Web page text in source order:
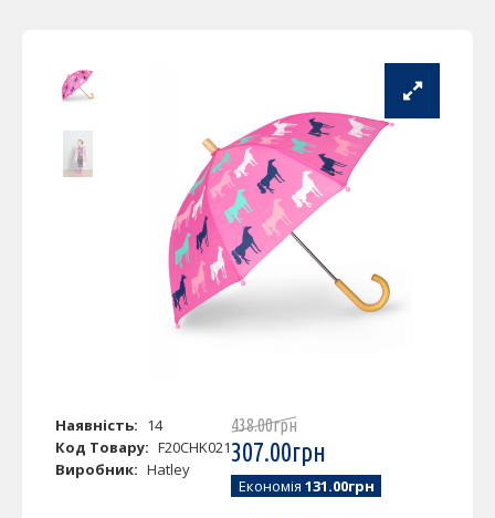
Наявність: 14
Код Товару: F20CHK021
Виробник: Hatley
438.00грн
307.00грн
Економія 131.00грн